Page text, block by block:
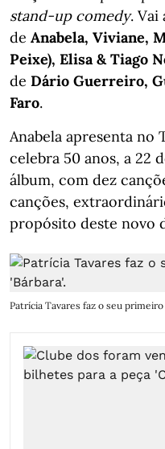
stand-up comedy. Vai
de Anabela, Viviane,
Peixe), Elisa & Tiago
de Dário Guerreiro,
Faro.
Anabela apresenta no
celebra 50 anos, a 22
álbum, com dez
canções,
propósito deste novo
Patrícia Tavares faz o seu